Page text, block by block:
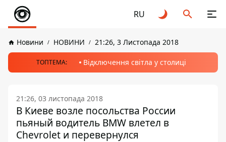
RU
Новини НОВИНИ 21:26, 3 Листопада 2018
ТОПТЕМА: Відключення світла у столиці
21:26, 03 листопада 2018
В Киеве возле посольства России
пьяный водитель BMW влетел в
Chevrolet и перевернулся